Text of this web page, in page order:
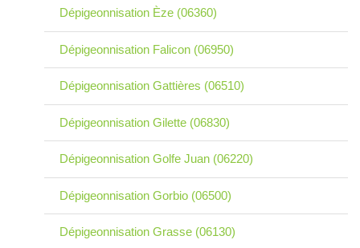
Dépigeonnisation Èze (06360)
Dépigeonnisation Falicon (06950)
Dépigeonnisation Gattières (06510)
Dépigeonnisation Gilette (06830)
Dépigeonnisation Golfe Juan (06220)
Dépigeonnisation Gorbio (06500)
Dépigeonnisation Grasse (06130)